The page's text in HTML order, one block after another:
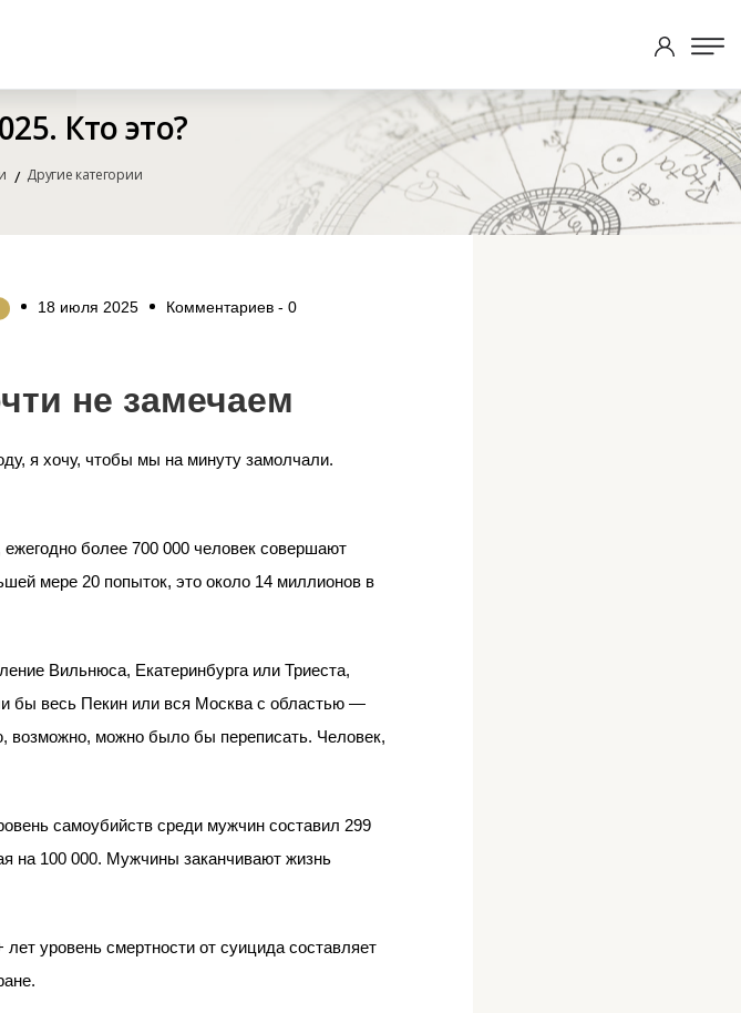
Кто это?
Другие категории
18 июля 2025 Комментариев - 0
не замечаем
я хочу, чтобы мы на минуту замолчали.
более 700 000 человек совершают
мере 20 попыток, это около 14 миллионов в
Вильнюса, Екатеринбурга или Триеста,
бы весь Пекин или вся Москва с областью —
возможно, можно было бы переписать. Человек,
самоубийств среди мужчин составил 299
на 100 000. Мужчины заканчивают жизнь
уровень смертности от суицида составляет